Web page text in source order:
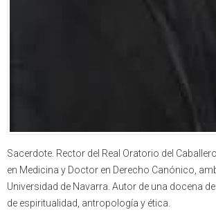
Sacerdote. Rector del Real Oratorio del
en Medicina y Doctor en Derecho Canónico,
Universidad de Navarra. Autor de una docena
de espiritualidad, antropología y ética.